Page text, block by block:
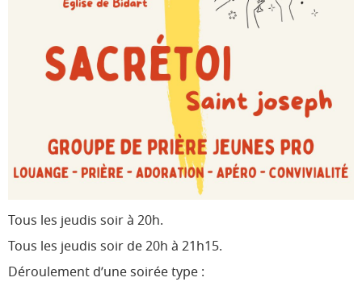
Pélé Vélo
Pélé Notre
Dame
Camp St M.
Garicoïts
Agur Maria
Jacquaire
Jeunes
Pros
Étudiants
Collégiens
des
locales
Tous les jeudis soir à 20h.
Tous les jeudis soir de 20h à 21h15.
Déroulement d’une soirée type :